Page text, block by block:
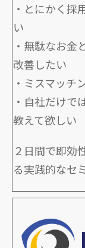
・とにかく採
い
・無駄なお金
改善したい
・ミスマッチ
・自社だけで
教えて欲しい
２日間で即効
る実践的なセ